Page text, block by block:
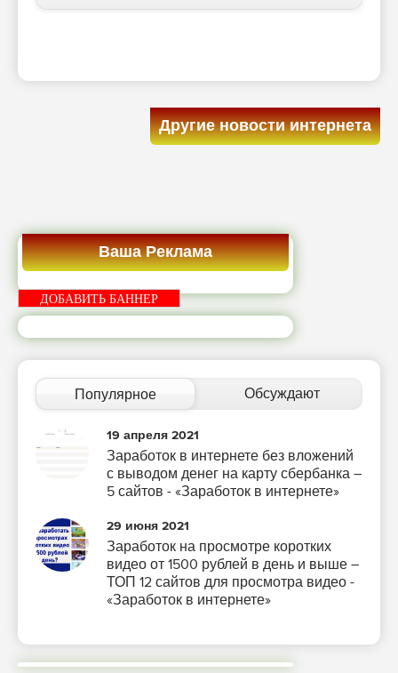
Другие новости интернета
Ваша Реклама
ДОБАВИТЬ БАННЕР
Популярное Обсуждают
19 апреля 2021
Заработок в интернете без вложений
с выводом денег на карту сбербанка –
5 сайтов - «Заработок в интернете»
29 июня 2021
Заработок на просмотре коротких
видео от 1500 рублей в день и выше –
ТОП 12 сайтов для просмотра видео -
«Заработок в интернете»